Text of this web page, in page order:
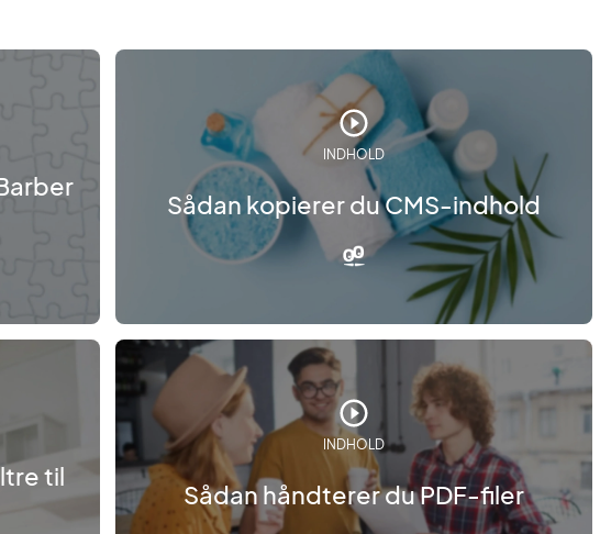
INDHOLD
Sådan kopierer du CMS-indhold
til
INDHOLD
Sådan håndterer du PDF-filer